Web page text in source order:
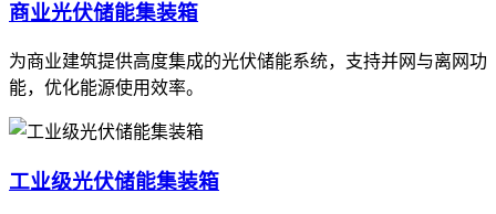
商业光伏储能集装箱
为商业建筑提供高度集成的光伏储能系统，支持并网与离网功
能，优化能源使用效率。
工业级光伏储能集装箱